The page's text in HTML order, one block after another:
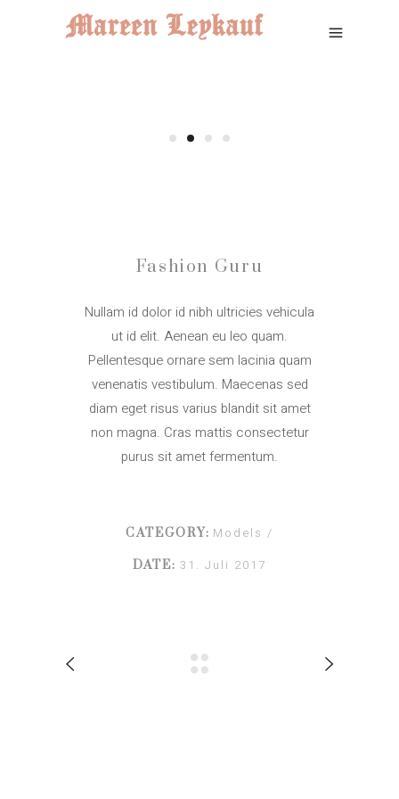
Fashion Guru
Nullam id dolor id nibh ultricies vehicula
ut id elit. Aenean eu leo quam.
Pellentesque ornare sem lacinia quam
venenatis vestibulum. Maecenas sed
diam eget risus varius blandit sit amet
non magna. Cras mattis consectetur
purus sit amet fermentum.
CATEGORY: Models
DATE: 31. Juli 2017